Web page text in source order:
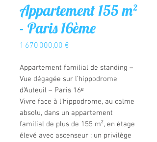
Appartement 155 m²
- Paris 16ème
1 670 000,00 €
Appartement familial de standing –
Vue dégagée sur l’hippodrome
d’Auteuil – Paris 16ᵉ
Vivre face à l’hippodrome, au calme
absolu, dans un appartement
familial de plus de 155 m², en étage
élevé avec ascenseur : un privilège